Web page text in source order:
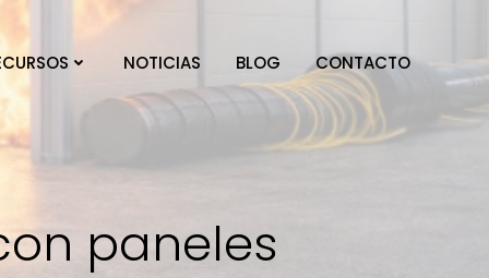
NOTICIAS BLOG CONTACTO
paneles